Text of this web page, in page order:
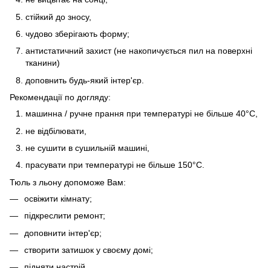
стійкий до зносу,
чудово зберігають форму;
антистатичний захист (не накопичується пил на поверхні
тканини)
доповнить будь-який інтер'єр.
Рекомендації по догляду:
машинна / ручне прання при температурі не більше 40°C,
не відбілювати,
не сушити в сушильній машині,
прасувати при температурі не більше 150°C.
Тюль з льону допоможе Вам:
освіжити кімнату;
підкреслити ремонт;
доповнити інтер'єр;
створити затишок у своєму домі;